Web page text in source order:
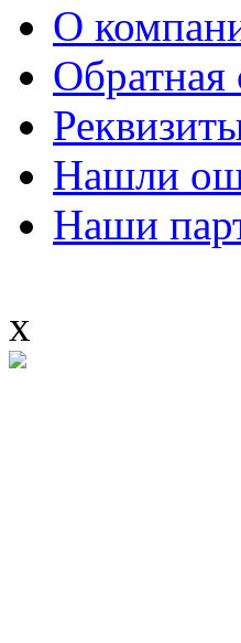
О
Обратная
Нашли
Наши
x